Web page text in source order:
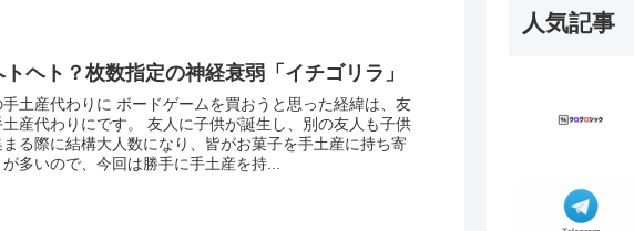
ヘト？枚数指定の神経衰弱「イチゴリラ」
ドゲームを買おうと思った経緯は、友
です。 友人に子供が誕生し、別の友人も子供
る際に結構大人数になり、皆がお菓子を手土産に持ち寄
多いので、今回は勝手に手土産を持...
人気記事